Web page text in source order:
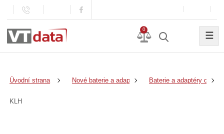
0
☰
Úvodní strana Nové baterie a adaptéry Baterie a adaptéry do
KLH